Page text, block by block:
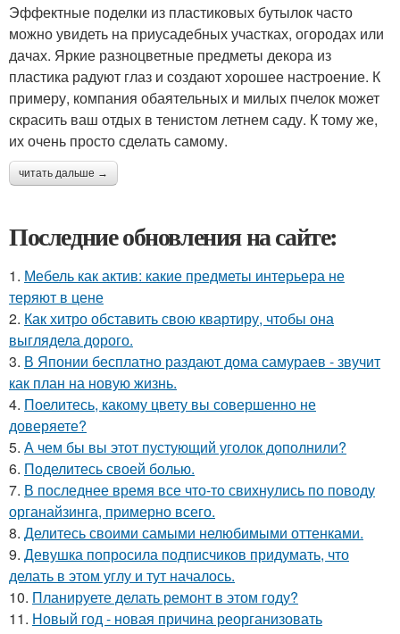
Эффектные поделки из пластиковых бутылок часто
можно увидеть на приусадебных участках, огородах или
дачах. Яркие разноцветные предметы декора из
пластика радуют глаз и создают хорошее настроение. К
примеру, компания обаятельных и милых пчелок может
скрасить ваш отдых в тенистом летнем саду. К тому же,
их очень просто сделать самому.
читать дальше →
Последние обновления на сайте:
1. Мебель как актив: какие предметы интерьера не
теряют в цене
2. Как хитро обставить свою квартиру, чтобы она
выглядела дорого.
3. В Японии бесплатно раздают дома самураев - звучит
как план на новую жизнь.
4. Поелитесь, какому цвету вы совершенно не
доверяете?
5. А чем бы вы этот пустующий уголок дополнили?
6. Поделитесь своей болью.
7. В последнее время все что-то свихнулись по поводу
органайзинга, примерно всего.
8. Делитесь своими самыми нелюбимыми оттенками.
9. Девушка попросила подписчиков придумать, что
делать в этом углу и тут началось.
10. Планируете делать ремонт в этом году?
11. Новый год - новая причина реорганизовать